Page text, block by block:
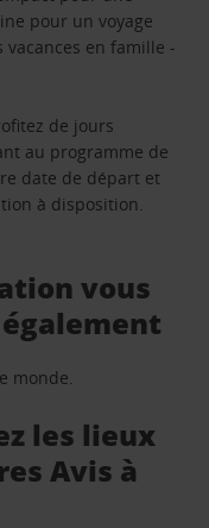
pour un voyage
vacances en famille -
de jours
au programme de
date de départ et
à disposition.
vous
monde.
les lieux
Avis à